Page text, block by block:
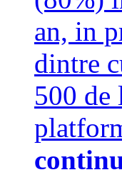
an, in
dintre
500 de